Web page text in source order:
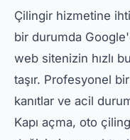
Çilingir hizmetine
bir durumda
web sitenizin hızlı
taşır. Profesyonel
kanıtlar ve acil
Kapı açma, oto